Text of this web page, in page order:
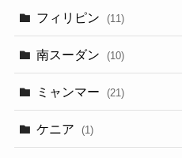
フィリピン (11)
南スーダン (10)
ミャンマー (21)
ケニア (1)